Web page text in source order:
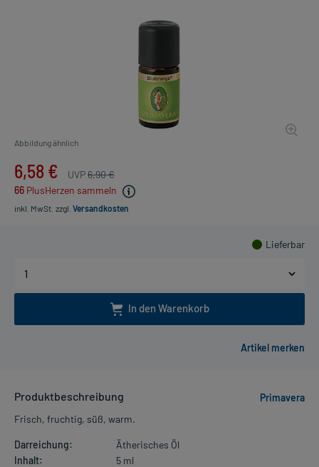
Abbildung ähnlich
6,58 € UVP6,90 €
66 PlusHerzen sammeln
inkl. MwSt. zzgl. Versandkosten
Lieferbar
In den Warenkorb
Produktbeschreibung
Primavera
Frisch, fruchtig, süß, warm.
Darreichung:
Ätherisches Öl
Inhalt:
5 ml